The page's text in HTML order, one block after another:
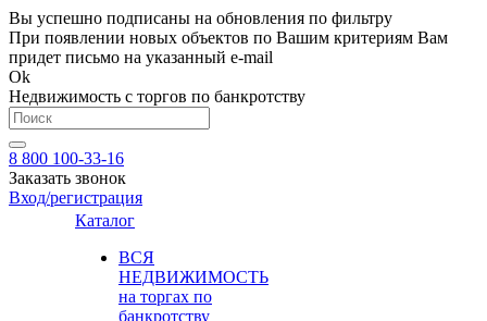
Вы успешно подписаны на обновления по фильтру
При появлении новых объектов по Вашим критериям Вам
придет письмо на указанный e-mail
Ok
Недвижимость с торгов по банкротству
8 800 100-33-16
Заказать звонок
Вход/регистрация
Каталог
ВСЯ
НЕДВИЖИМОСТЬ
на торгах по
банкротству